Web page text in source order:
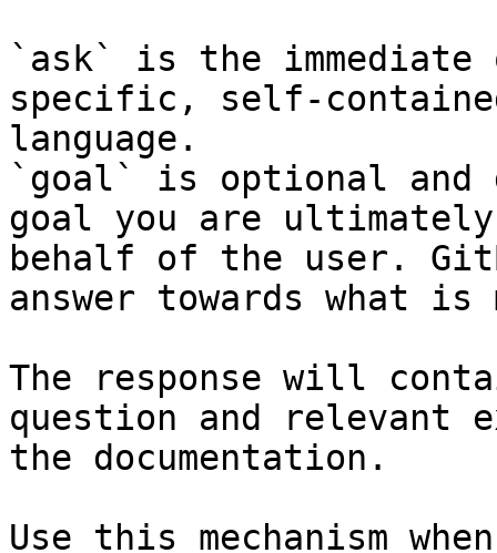
`ask` is the
specific, self-
language.
`goal` is optional and
goal you are
behalf of the user.
answer towards what
The response will
question and relevant
the documentation.
Use this mechanism